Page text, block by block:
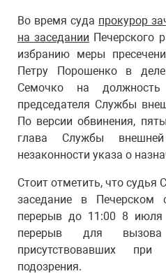
Во время суда прокурор
на заседании Печерского
избранию меры
Петру Порошенко в
Семочко на должность
председателя Службы
По версии обвинения,
глава Службы
незаконности указа о
Стоит отметить, что судья
заседание в
перерыв до 11:00 8 июля
перерыв для
присутствовавших
подозрения.